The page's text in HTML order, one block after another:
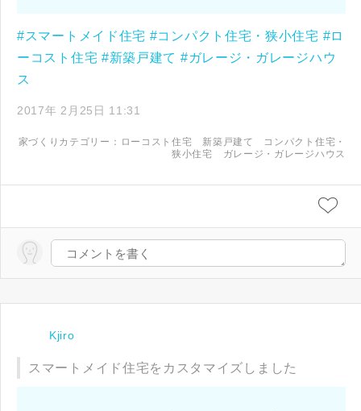
#スマートメイド住宅 #コンパクト住宅・狭小住宅 #ロ
ーコスト住宅 #新築戸建て #ガレージ・ガレージハウ
ス
2017年 2月25日 11:31
家づくりカテゴリー： ローコスト住宅 新築戸建て
コンパクト住宅・
狭小住宅
ガレージ・ガレージハウス
Kjiro
スマートメイド住宅をカスタマイズしました